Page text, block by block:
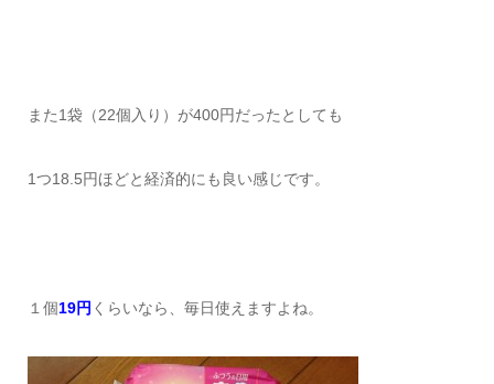
また1袋（22個入り）が400円だったとしても
1つ18.5円ほどと経済的にも良い感じです。
１個19円 くらいなら、毎日使えますよね。